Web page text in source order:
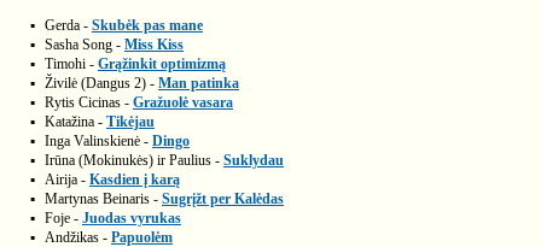
▪ Gerda - Skubėk pas mane
▪ Sasha Song - Miss Kiss
▪ Timohi - Grąžinkit optimizmą
▪ Živilė (Dangus 2) - Man patinka
▪ Rytis Cicinas - Gražuolė vasara
▪ Katažina - Tikėjau
▪ Inga Valinskienė - Dingo
▪ Irūna (Mokinukės) ir Paulius - Suklydau
▪ Airija - Kasdien į karą
▪ Martynas Beinaris - Sugrįžt per Kalėdas
▪ Foje - Juodas vyrukas
▪ Andžikas - Papuolėm